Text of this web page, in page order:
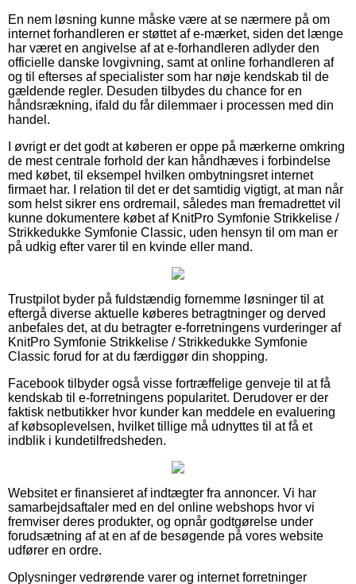
En nem løsning kunne måske være at se nærmere på om
internet forhandleren er støttet af e-mærket, siden det længe
har været en angivelse af at e-forhandleren adlyder den
officielle danske lovgivning, samt at online forhandleren af
og til efterses af specialister som har nøje kendskab til de
gældende regler. Desuden tilbydes du chance for en
håndsrækning, ifald du får dilemmaer i processen med din
handel.
I øvrigt er det godt at køberen er oppe på mærkerne omkring
de mest centrale forhold der kan håndhæves i forbindelse
med købet, til eksempel hvilken ombytningsret internet
firmaet har. I relation til det er det samtidig vigtigt, at man når
som helst sikrer ens ordremail, således man fremadrettet vil
kunne dokumentere købet af KnitPro Symfonie Strikkelise /
Strikkedukke Symfonie Classic, uden hensyn til om man er
på udkig efter varer til en kvinde eller mand.
Trustpilot byder på fuldstændig fornemme løsninger til at
eftergå diverse aktuelle køberes betragtninger og derved
anbefales det, at du betragter e-forretningens vurderinger af
KnitPro Symfonie Strikkelise / Strikkedukke Symfonie
Classic forud for at du færdiggør din shopping.
Facebook tilbyder også visse fortræffelige genveje til at få
kendskab til e-forretningens popularitet. Derudover er der
faktisk netbutikker hvor kunder kan meddele en evaluering
af købsoplevelsen, hvilket tillige må udnyttes til at få et
indblik i kundetilfredsheden.
Websitet er finansieret af indtægter fra annoncer. Vi har
samarbejdsaftaler med en del online webshops hvor vi
fremviser deres produkter, og opnår godtgørelse under
forudsætning af at en af de besøgende på vores website
udfører en ordre.
Oplysninger vedrørende varer og internet forretninger